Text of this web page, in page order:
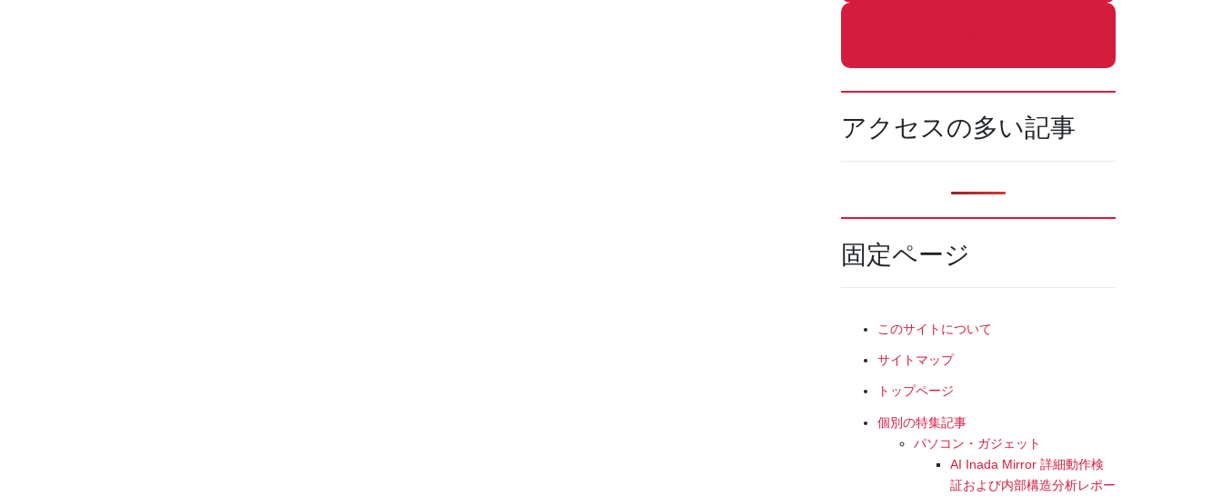
アクセスの多い記事
固定ページ
このサイトについて
サイトマップ
トップページ
個別の特集記事
パソコン・ガジェット
AI Inada Mirror 詳細動作検
証および内部構造分析レポー